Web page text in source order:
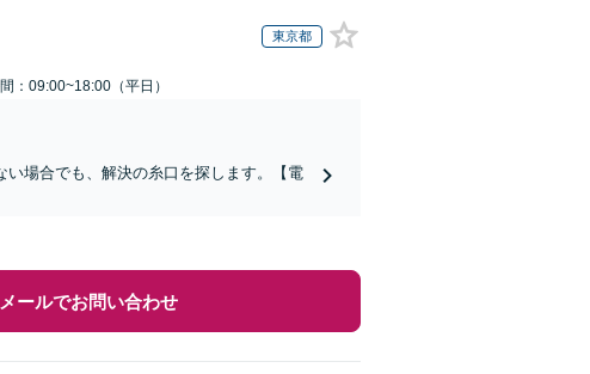
東京都
：09:00~18:00（平日）
い場合でも、解決の糸口を探します。【電
メールでお問い合わせ